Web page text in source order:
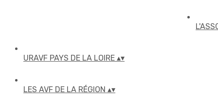
URAVF PAYS DE LA LOIRE ▴▾
LES AVF DE LA RÉGION ▴▾